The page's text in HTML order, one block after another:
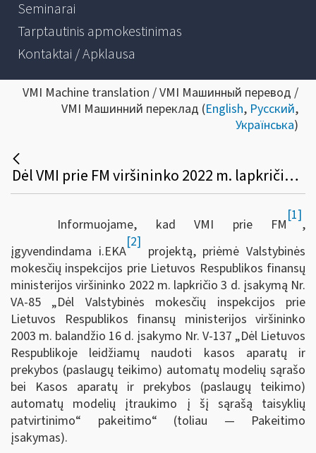
Seminarai
Tarptautinis apmokestinimas
Kontaktai / Apklausa
VMI Machine translation / VMI Машинный перевод /
VMI Машинний переклад (English, Русский,
Українська)
Dėl VMI prie FM viršininko 2022 m. lapkričio 3 d. įsakymo Nr. VA-85 „Dėl VMI prie FM viršininko 2003 m. balandžio 16 d. įsakymo Nr. V-137 „Dėl Lietuvos Respublikoje leidžiamų naudoti kasos aparatų ir prekybos (paslaugų teikimo) automatų modelių sąrašo bei Kasos aparatų ir prekybos (paslaugų teikimo) automatų modelių įtraukimo į šį sąrašą taisyklių patvirtinimo“ pakeitimo“
Informuojame, kad VMI prie FM
[1]
,
įgyvendindama i.EKA
[2]
projektą, priėmė Valstybinės
mokesčių inspekcijos prie Lietuvos Respublikos finansų
ministerijos viršininko 2022 m. lapkričio 3 d. įsakymą Nr.
VA-85 „Dėl Valstybinės mokesčių inspekcijos prie
Lietuvos Respublikos finansų ministerijos viršininko
2003 m. balandžio 16 d. įsakymo Nr. V-137 „Dėl Lietuvos
Respublikoje leidžiamų naudoti kasos aparatų ir
prekybos (paslaugų teikimo) automatų modelių sąrašo
bei Kasos aparatų ir prekybos (paslaugų teikimo)
automatų modelių įtraukimo į šį sąrašą taisyklių
patvirtinimo“ pakeitimo“ (toliau — Pakeitimo
įsakymas).